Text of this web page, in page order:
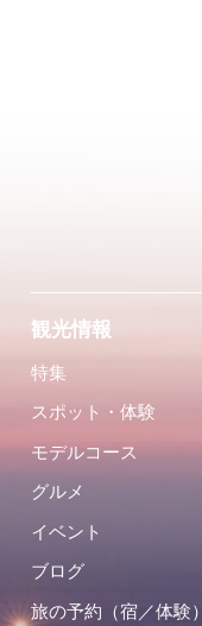
観光情報
特集
スポット・体験
モデルコース
グルメ
イベント
ブログ
旅の予約（宿／体験）